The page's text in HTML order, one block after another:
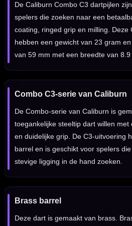
De Caliburn Combo C3 dartpijlen
spelers die zoeken naar een
coating, ringed grip en milling. Deze
hebben een gewicht van 23 gram
van 59 mm met een breedte van 8.9
Combo C3-serie van Caliburn
De Combo-serie van Caliburn is
toegankelijke steeltip dart willen
en duidelijke grip. De C3-uitvoering
barrel en is geschikt voor spelers
stevige ligging in de hand zoeken.
Brass barrel
Deze dart is gemaakt van brass.